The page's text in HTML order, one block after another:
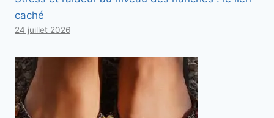
caché
24 juillet 2026